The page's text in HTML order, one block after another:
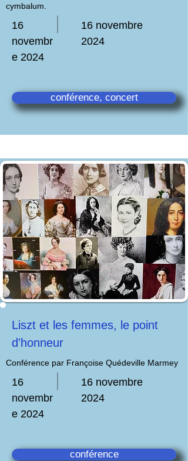
cymbalum.
16
novembr
e 2024
16 novembre
2024
conférence, concert
Liszt et les femmes, le point
d'honneur
Conférence par Françoise Quédeville Marmey
16
novembr
e 2024
16 novembre
2024
conférence